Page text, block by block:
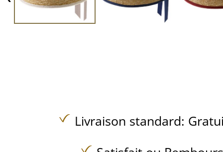
Livraison standard: